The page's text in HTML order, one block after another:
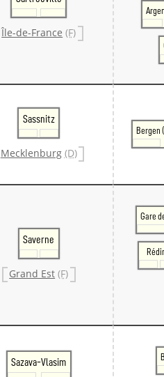
Île-de-France (F)
Sassnitz
Mecklenburg (D)
Bergen
Saverne
Grand Est (F)
Gare
Sazava-Vlasim